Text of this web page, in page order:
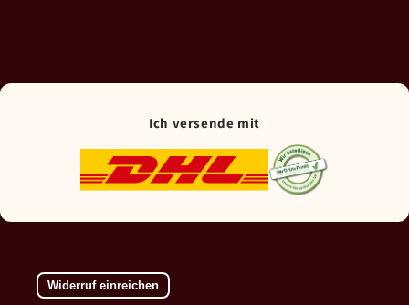
Ich versende mit
Widerruf einreichen